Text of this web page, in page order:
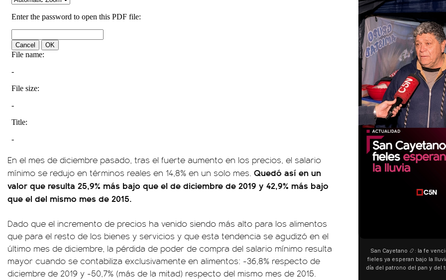
En el mes de diciembre pasado, tras el fuerte aumento en los precios, el salario
mínimo se redujo en términos reales en 14,8% en un solo mes. Quedó así en un
valor que resulta 25,9% más bajo que el de diciembre de 2019 y 42,9% más bajo
que el del mismo mes de 2015.
Dado que el incremento de precios ha venido siendo más alto para los alimentos
que para el resto de los bienes y servicios y que esta tendencia se agudizó en el
último mes de diciembre, la pérdida de poder de compra del salario mínimo resulta
mayor cuando se contabiliza exclusivamente en alimentos: -36,8% respecto de
diciembre de 2019 y -50,7% (más de la mitad) respecto del mismo mes de 2015.
00:00
San Cayetano 📿: la fe venció al agua y los
fieles ya esperan bajo la lluvia ➡️ A horas del
día del patrono del pan y del trabajo, miles de
personas acampan en Liniers para agradecer
“Preferís la joda y yo
¿Indirecta para Luck Ra? La
"Te vi", su nueva